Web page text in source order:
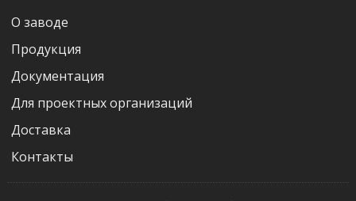
О заводе
Продукция
Документация
Для проектных организаций
Доставка
Контакты